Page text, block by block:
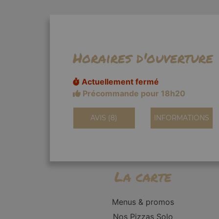
Horaires d'ouverture
Actuellement fermé
Précommande pour 18h20
AVIS (8) INFORMATIONS
La carte
Menus & promos
Nos Pizzas Solo